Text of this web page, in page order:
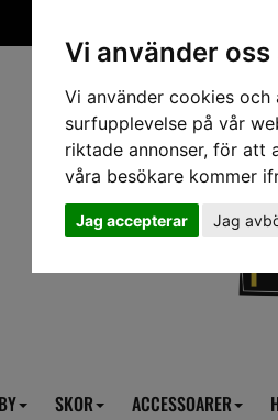
Vi använder
Vi använder cookies
surfupplevelse på vår
riktade annonser, för att
våra besökare kommer
Jag accepterar Jag
SKOR ACCESSOARER